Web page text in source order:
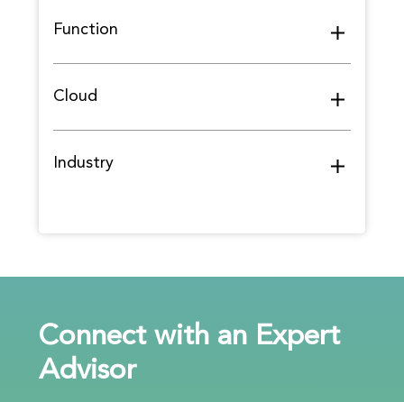
Function
Cloud
Industry
Connect with an Expert
Advisor